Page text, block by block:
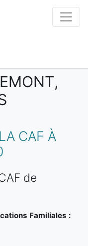
CAF À
de
Familiales :